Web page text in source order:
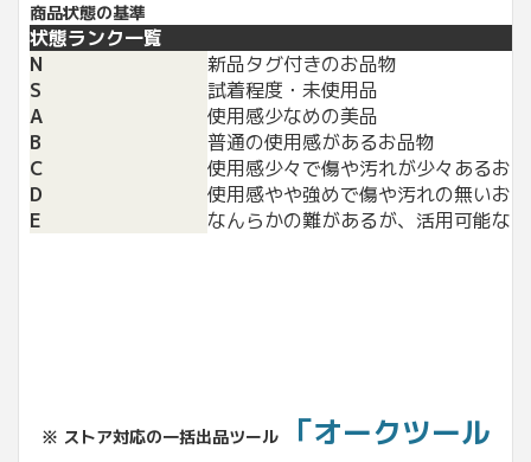
商品状態の基準
状態ランク一覧
N
新品タグ付きのお品物
S
試着程度・未使用品
A
使用感少なめの美品
B
普通の使用感があるお品物
C
使用感少々で傷や汚れが少々あるお
D
使用感やや強めで傷や汚れの無いお
E
なんらかの難があるが、活用可能な
※ ストア対応の一括出品ツール
「オークツール